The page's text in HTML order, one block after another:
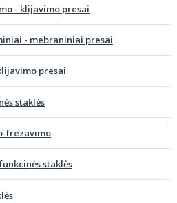
- klijavimo presai
- mebraniniai presai
presai
staklės
frezavimo
staklės